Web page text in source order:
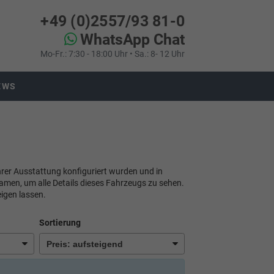
+49 (0)2557/93 81-0
WhatsApp Chat
Mo-Fr.: 7:30 - 18:00 Uhr • Sa.: 8- 12 Uhr
Ausstattung konfiguriert wurden und in
um alle Details dieses Fahrzeugs zu sehen.
lassen.
Sortierung